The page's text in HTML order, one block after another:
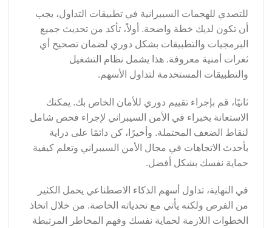
للتصدي للهجمات السيبرانية في تطبيقات التداول، يجب
أن تكون لديك خطة واضحة. أولاً، تأكد من تحديث جميع
البرمجيات والتطبيقات بشكل دوري لضمان تصحيح أي
ثغرات أمنية معروفة. هذا يشمل نظام التشغيل
والتطبيقات المستخدمة لتداول الأسهم.
ثانيًا، قم بإجراء تقييم دوري للأمان الخاص بك. يمكنك
الاستعانة بخبراء في الأمن السيبراني لإجراء فحص شامل
لنقاط الضعف المحتملة. وأخيرًا، كن دائمًا على دراية
بأحدث الاتجاهات في مجال الأمن السيبراني وتعلم كيفية
حماية نفسك بشكل أفضل.
في النهاية، تداول أسهم الذكاء الاصطناعي يحمل الكثير
من الفرص ولكنه يأتي مع تحدياته الخاصة. من خلال اتخاذ
الخطوات اللازمة لحماية نفسك وفهم المخاطر المرتبطة